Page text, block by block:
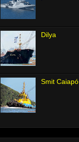
Dilya
Smit Caiapó